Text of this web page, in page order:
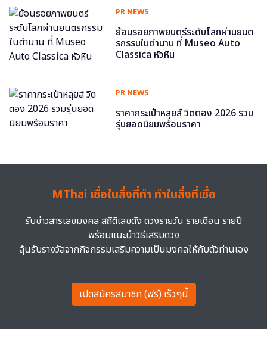
PR NEWS
ย้อนรอยภาพยนตร์ระดับโลกผ่านยนต
รกรรมในตำนาน ที่ Museo Auto
Classica หัวหิน
PR NEWS
ราคากระเป๋าหลุยส์ วิตตอง 2026 รวม
รุ่นยอดนิยมพร้อมราคา
MThai เชื่อในสิ่งที่ทำ ทำในสิ่งที่เชื่อ
รับข่าวสารเลขมงคล สถิติเลขดัง ดวงรายวัน รายเดือน รายปี
พร้อมแนะนำวิธีเสริมดวง
ลุ้นรับรางวัลจากกิจกรรมเสริมความเป็นมงคลให้กับตัวท่านเอง
เปิดสมัครสมาชิก (ฟรี) เร็วๆนี้